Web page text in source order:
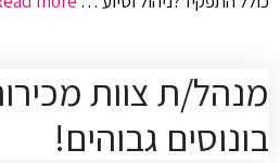
בונוסים גבוהים!